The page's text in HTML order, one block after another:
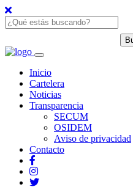
Inicio
Cartelera
Noticias
Transparencia
SECUM
OSIDEM
Aviso de privacidad
Contacto